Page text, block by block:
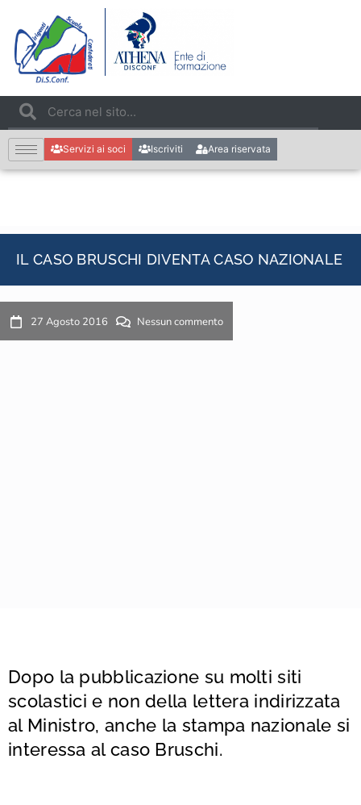
Servizi ai soci Iscriviti Area riservata
IL CASO BRUSCHI DIVENTA CASO NAZIONALE
27 Agosto 2016 Nessun commento
Dopo la pubblicazione su molti siti
scolastici e non della lettera indirizzata
al Ministro, anche la stampa nazionale si
interessa al caso Bruschi.